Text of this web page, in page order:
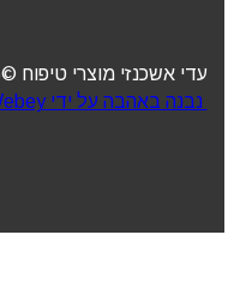
עדי אשכנזי מוצרי טיפוח ©2025 כל הזכויות שמורות
נבנה באהבה על ידי Omri Salhov & Webey